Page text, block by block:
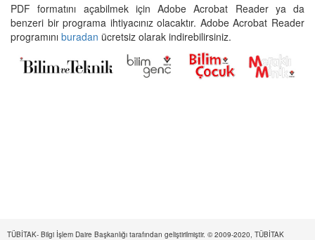
PDF formatını açabilmek için Adobe Acrobat Reader ya da
benzeri bir programa ihtiyacınız olacaktır. Adobe Acrobat Reader
programını buradan ücretsiz olarak indirebilirsiniz.
TÜBİTAK- Bilgi İşlem Daire Başkanlığı tarafından geliştirilmiştir. © 2009-2020, TÜBİTAK